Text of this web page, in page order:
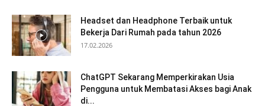
Headset dan Headphone Terbaik untuk
Bekerja Dari Rumah pada tahun 2026
17.02.2026
ChatGPT Sekarang Memperkirakan Usia
Pengguna untuk Membatasi Akses bagi Anak
di...